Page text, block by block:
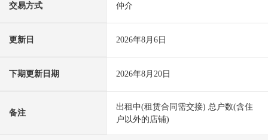
交易方式 仲介
更新日 2026年8月6日
下期更新日期 2026年8月20日
备注
出租中(租赁合同需交接) 总户数(含住
户以外的店铺)